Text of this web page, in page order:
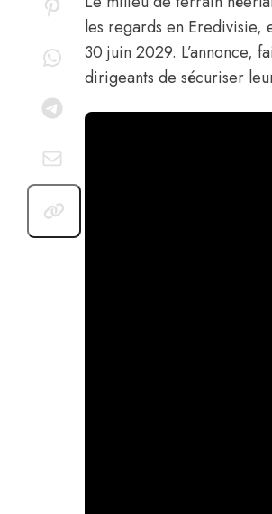
les regards en Eredivisie,
30 juin 2029. L’annonce,
dirigeants de sécuriser